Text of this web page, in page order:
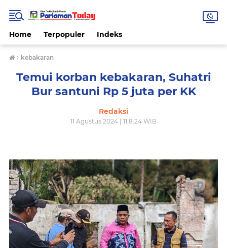
Home Terpopuler Indeks
› kebakaran
Temui korban kebakaran, Suhatri
Bur santuni Rp 5 juta per KK
Redaksi
11 Agustus 2024 | 11.8.24 WIB